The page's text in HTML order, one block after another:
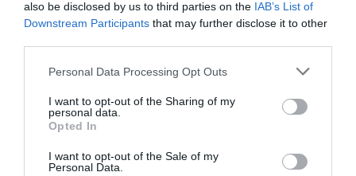
also be disclosed by us to third parties on the IAB’s List of
Downstream Participants that may further disclose it to other
Personal Data Processing Opt Outs
I want to opt-out of the Sharing of my
personal data.
Opted In
I want to opt-out of the Sale of my
Personal Data.
Publicidad
2Playbook Club2P